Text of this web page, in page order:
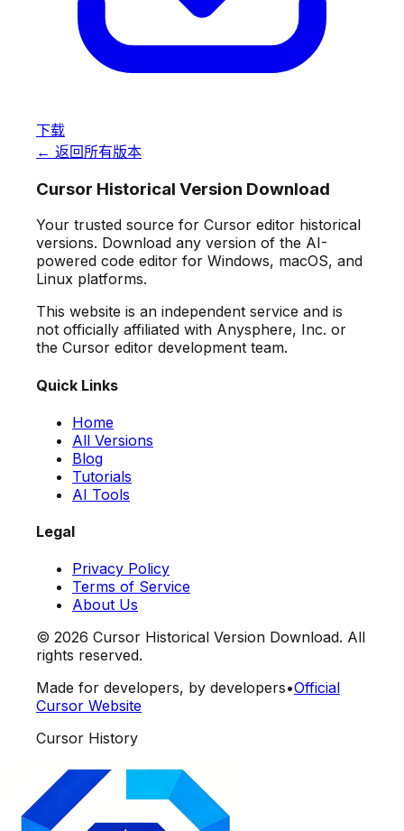
下载
← 返回所有版本
Cursor Historical Version Download
Your trusted source for Cursor editor historical
versions. Download any version of the AI-
powered code editor for Windows, macOS, and
Linux platforms.
This website is an independent service and is
not officially affiliated with Anysphere, Inc. or
the Cursor editor development team.
Quick Links
Home
All Versions
Blog
Tutorials
AI Tools
Legal
Privacy Policy
Terms of Service
About Us
© 2026 Cursor Historical Version Download. All
rights reserved.
Made for developers, by developers•Official
Cursor Website
Cursor History